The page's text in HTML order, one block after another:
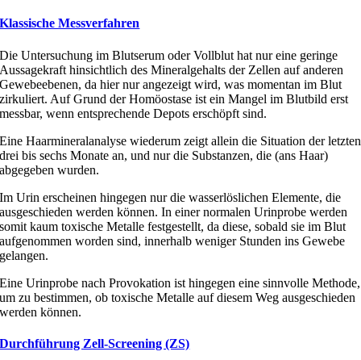
Klassische Messverfahren
Die Untersuchung im Blutserum oder Vollblut hat nur eine geringe
Aussagekraft hinsichtlich des Mineralgehalts der Zellen auf anderen
Gewebeebenen, da hier nur angezeigt wird, was momentan im Blut
zirkuliert. Auf Grund der Homöostase ist ein Mangel im Blutbild erst
messbar, wenn entsprechende Depots erschöpft sind.
Eine Haarmineralanalyse wiederum zeigt allein die Situation der letzten
drei bis sechs Monate an, und nur die Substanzen, die (ans Haar)
abgegeben wurden.
Im Urin erscheinen hingegen nur die wasserlöslichen Elemente, die
ausgeschieden werden können. In einer normalen Urinprobe werden
somit kaum toxische Metalle festgestellt, da diese, sobald sie im Blut
aufgenommen worden sind, innerhalb weniger Stunden ins Gewebe
gelangen.
Eine Urinprobe nach Provokation ist hingegen eine sinnvolle Methode,
um zu bestimmen, ob toxische Metalle auf diesem Weg ausgeschieden
werden können.
Durchführung Zell-Screening (ZS)